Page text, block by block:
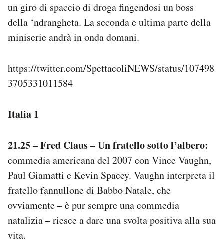
un giro di spaccio di droga fingendosi un boss
della ‘ndrangheta. La seconda e ultima parte della
miniserie andrà in onda domani.
https://twitter.com/SpettacoliNEWS/status/107498
3705331011584
Italia 1
21.25 – Fred Claus – Un fratello sotto l’albero:
commedia americana del 2007 con Vince Vaughn,
Paul Giamatti e Kevin Spacey. Vaughn interpreta il
fratello fannullone di Babbo Natale, che
ovviamente – è pur sempre una commedia
natalizia – riesce a dare una svolta positiva alla sua
vita.